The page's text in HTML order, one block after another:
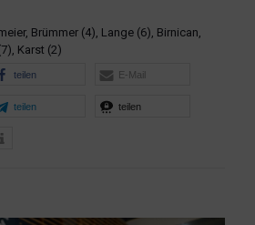
Brümmer (4), Lange (6), Birnican,
Karst (2)
teilen E-Mail
teilen teilen